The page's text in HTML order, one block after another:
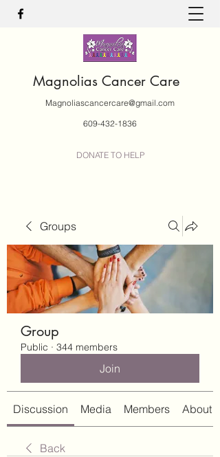
Magnolias Cancer Care
Magnoliascancercare@gmail.com
609-432-1836
DONATE TO HELP
Groups
Group
Public · 344 members
Join
Discussion Media Members About
Back